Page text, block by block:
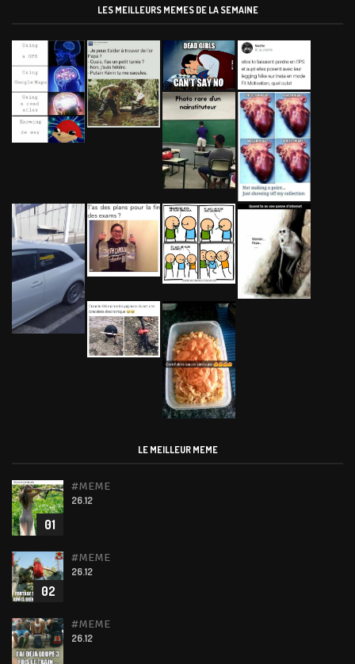
LES MEILLEURS MEMES DE LA SEMAINE
LE MEILLEUR MEME
01
#MEME
26.12
02
#MEME
26.12
#MEME
26.12